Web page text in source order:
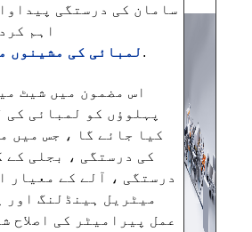
سامان کی درستگی
اہم
لمبائی کی مشینوں .
اس مضمون میں شیٹ
پہلوؤں کو لمبائی کی
کیا جائے گا ، جس میں
کی درستگی ، بجلی کے
درستگی ، آلے کے معیار
میٹریل ہینڈلنگ اور
عمل پیرامیٹر کی اصلاح